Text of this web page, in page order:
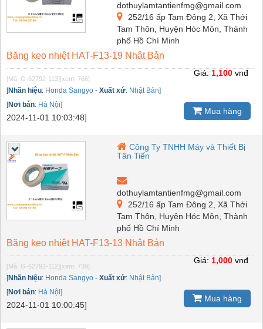
dothuylamtantienfmg@gmail.com
252/16 ấp Tam Đông 2, Xã Thới
Tam Thôn, Huyện Hóc Môn, Thành
phố Hồ Chí Minh
Băng keo nhiệt HAT-F13-19 Nhật Bản
[Mã: G-62792-113] [xem: 766]
[Nhãn hiệu: Honda Sangyo - Xuất xứ: Nhật Bản]
[Nơi bán: Hà Nội]
2024-11-01 10:03:48]
Giá: 1,100 vnđ
Mua hàng
Công Ty TNHH Máy và Thiết Bị
Tân Tiến
dothuylamtantienfmg@gmail.com
252/16 ấp Tam Đông 2, Xã Thới
Tam Thôn, Huyện Hóc Môn, Thành
phố Hồ Chí Minh
Băng keo nhiệt HAT-F13-13 Nhật Bản
[Mã: G-62792-112] [xem: 739]
[Nhãn hiệu: Honda Sangyo - Xuất xứ: Nhật Bản]
[Nơi bán: Hà Nội]
2024-11-01 10:00:45]
Giá: 1,000 vnđ
Mua hàng